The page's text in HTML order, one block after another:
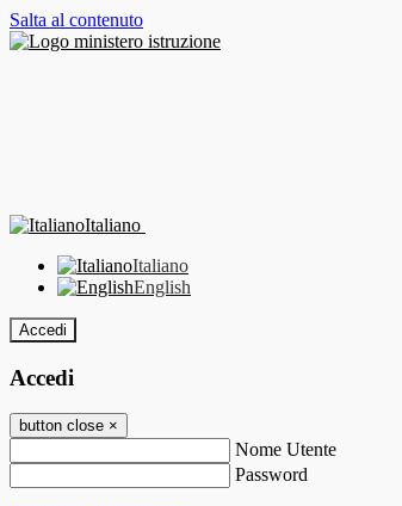
Salta al contenuto
Italiano
Italiano
English
Accedi
Accedi
button close ×
Nome Utente
Password